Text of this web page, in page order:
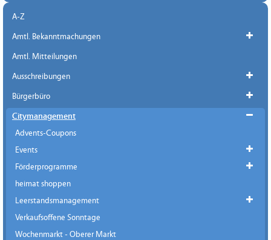
A-Z
Amtl. Bekanntmachungen
Amtl. Mitteilungen
Ausschreibungen
Bürgerbüro
Citymanagement
Advents-Coupons
Events
Förderprogramme
heimat shoppen
Leerstandsmanagement
Verkaufsoffene Sonntage
Wochenmarkt - Oberer Markt